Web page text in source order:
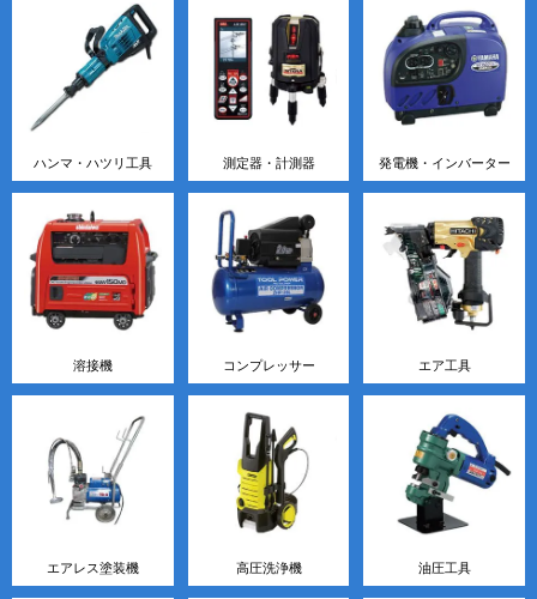
ハンマ・ハツリ工具 測定器・計測器 発電機・インバーター
溶接機 コンプレッサー エア工具
エアレス塗装機 高圧洗浄機 油圧工具